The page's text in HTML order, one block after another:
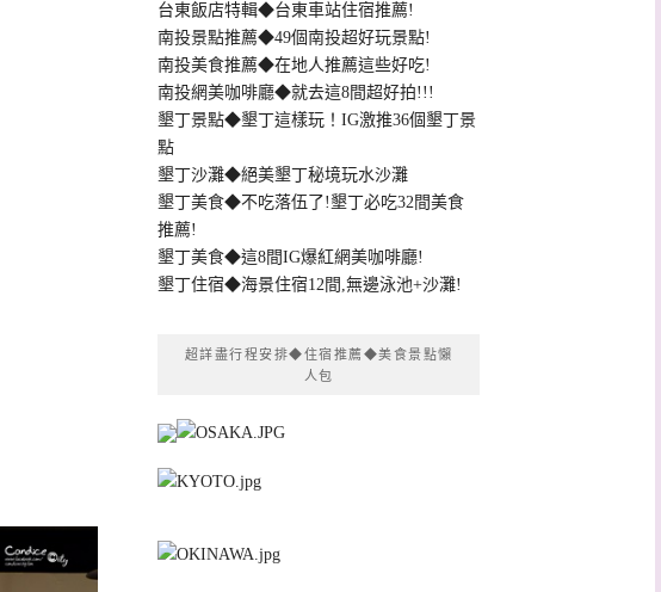
台東飯店特輯◆台東車站住宿推薦!
南投景點推薦◆49個南投超好玩景點!
南投美食推薦◆在地人推薦這些好吃!
南投網美咖啡廳◆就去這8間超好拍!!!
墾丁景點◆墾丁這樣玩！IG激推36個墾丁景
點
墾丁沙灘◆絕美墾丁秘境玩水沙灘
墾丁美食◆不吃落伍了!墾丁必吃32間美食
推薦!
墾丁美食◆這8間IG爆紅網美咖啡廳!
墾丁住宿◆海景住宿12間,無邊泳池+沙灘!
超詳盡行程安排◆住宿推薦◆美食景點懶
人包